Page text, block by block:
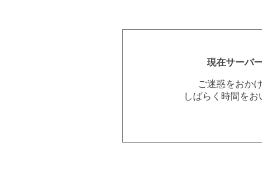
現在サーバ
ご迷惑をおか
しばらく時間を